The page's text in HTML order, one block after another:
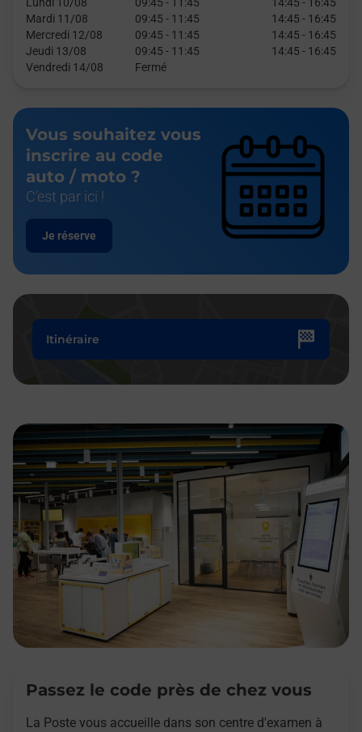
Mardi 11/08
09:45 - 11:45 14:45 - 16:45
Mercredi 12/08
09:45 - 11:45 14:45 - 16:45
Jeudi 13/08
09:45 - 11:45 14:45 - 16:45
Vendredi 14/08
Fermé
Vous souhaitez vous
inscrire au code
auto / moto ?
C'est par ici !
Je réserve
Itinéraire
Passez le code près de chez vous
La Poste vous accueille dans son centre d'examen à